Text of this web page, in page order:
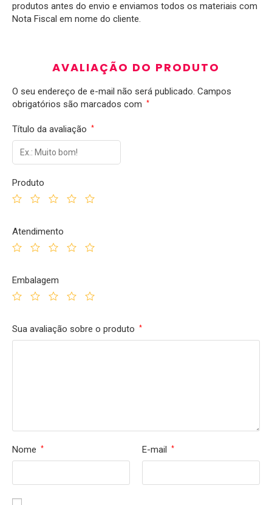
produtos antes do envio e enviamos todos os materiais com
Nota Fiscal em nome do cliente.
AVALIAÇÃO DO PRODUTO
O seu endereço de e-mail não será publicado. Campos
obrigatórios são marcados com
*
Título da avaliação *
Produto
Atendimento
Embalagem
Sua avaliação sobre o produto *
Nome * E-mail *